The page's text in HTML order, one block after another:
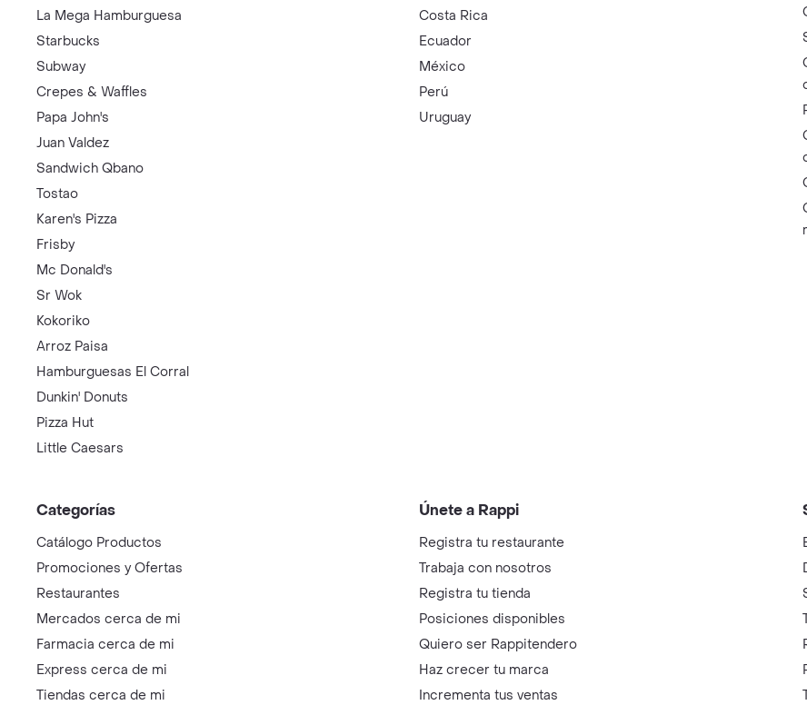
La Mega Hamburguesa
Starbucks
Subway
Crepes & Waffles
Papa John's
Juan Valdez
Sandwich Qbano
Tostao
Karen's Pizza
Frisby
Mc Donald's
Sr Wok
Kokoriko
Arroz Paisa
Hamburguesas El Corral
Dunkin' Donuts
Pizza Hut
Little Caesars
Costa Rica
Ecuador
México
Perú
Uruguay
Categorías
Catálogo Productos
Promociones y Ofertas
Restaurantes
Mercados cerca de mi
Farmacia cerca de mi
Express cerca de mi
Tiendas cerca de mi
Únete a Rappi
Registra tu restaurante
Trabaja con nosotros
Registra tu tienda
Posiciones disponibles
Quiero ser Rappitendero
Haz crecer tu marca
Incrementa tus ventas